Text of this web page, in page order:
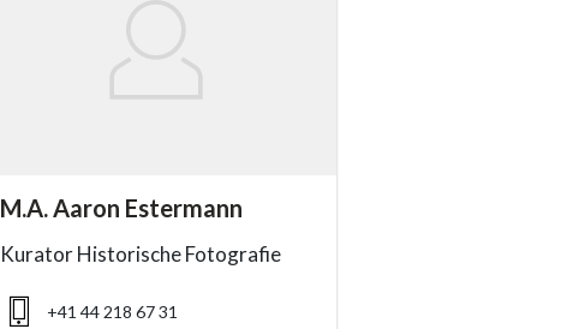
accessibility.sr-only.person_card_info
M.A. Aaron Estermann
Kurator Historische Fotografie
accessibility.sr-only.phone
+41 44 218 67 31